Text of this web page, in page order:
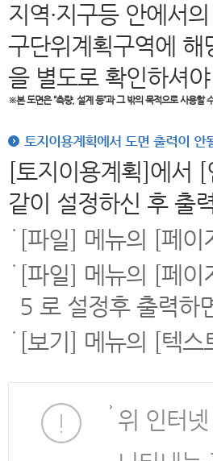
지역·지구등 안에서
구단위계획구역에
을 별도로 확인하셔
※본 도면은“측량, 설계 등”과 그 밖의 목적으로 사용할
토지이용계획에서 도면 출력이 안
[토지이용계획]에서
같이 설정하신 후 출
[파일] 메뉴의 [페
[파일] 메뉴의 [페
5 로 설정후 출력하
[보기] 메뉴의 [텍
위 인터